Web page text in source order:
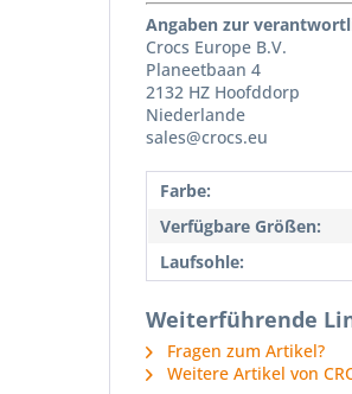
Angaben zur
Crocs Europe B.V.
Planeetbaan 4
2132 HZ Hoofddorp
Niederlande
sales@crocs.eu
Farbe:
Verfügbare Größen:
Laufsohle:
Weiterführende
Fragen zum Artikel?
Weitere Artikel von